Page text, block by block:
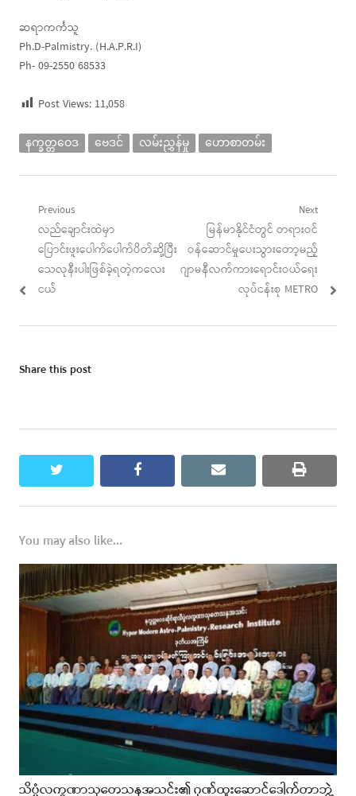
ဆရာကင်္ကသူ
Ph.D-Palmistry. (H.A.P.R.I)
Ph- 09-2550 68533
Post Views: 11,058
နက္ခတ္တဝေဒ ဗေဒင် လမ်းညွှန်မှု ဟောစာတမ်း
Post
navigation
Previous
Previous
post:
လည်ချောင်းထဲမှာ
ပြောင်းဖူးပေါက်ပေါက်ပိတ်ဆို့ပြီး
သေလုနီးပါးဖြစ်ခဲ့ရတဲ့ကလေး
ငယ်
Next
Next
post:
မြန်မာနိုင်ငံတွင် တရားဝင်
ဝန်ဆောင်မှုပေးသွားတော့မည့်
ဂျာမနီလက်ကားရောင်းဝယ်ရေး
လုပ်ငန်းစု METRO
Share this post
twitter facebook email print
You may also like...
သိပ္ပံလက္ခဏာသုတေသနအသင်း၏ ဂုဏ်ထူးဆောင်ဒေါက်တာဘွဲ့